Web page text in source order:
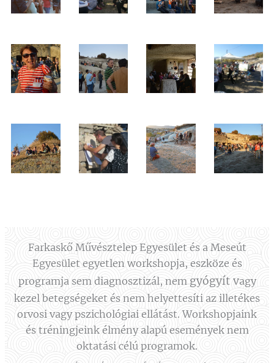
Farkaskő Művésztelep Egyesület és a Meseút
Egyesület egyetlen workshopja, eszköze és
programja sem diagnosztizál, nem gyógyít vagy
kezel betegségeket és nem helyettesíti az illetékes
orvosi vagy pszichológiai ellátást. Workshopjaink
és tréningjeink élmény alapú események nem
oktatási célú programok.